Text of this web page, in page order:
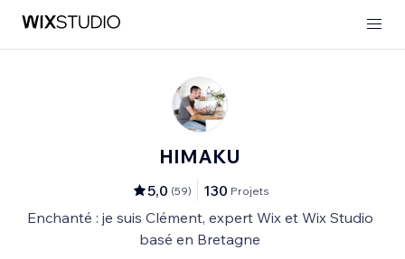
HIMAKU
5,0 (59) 130 Projets
Enchanté : je suis Clément, expert Wix et Wix Studio
basé en Bretagne